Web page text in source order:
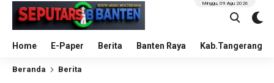
Home E-Paper Berita Banten Raya Kab.Tangerang
Minggu, 09 Agu 2026
Beranda Berita